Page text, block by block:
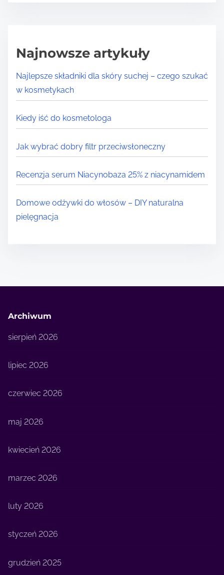
Najnowsze artykuły
Najlepsze składniki dla skóry suchej – czego szukać
w kosmetykach
Kiedy iść do kosmetologa
Jak wybrać dobry filtr przeciwsłoneczny
Recenzja serum Niacynobaza 25% z niacynamidem
Domowe odżywki do włosów – DIY naturalna
pielęgnacja
Archiwum
sierpień 2026
lipiec 2026
czerwiec 2026
maj 2026
kwiecień 2026
marzec 2026
luty 2026
styczeń 2026
grudzień 2025